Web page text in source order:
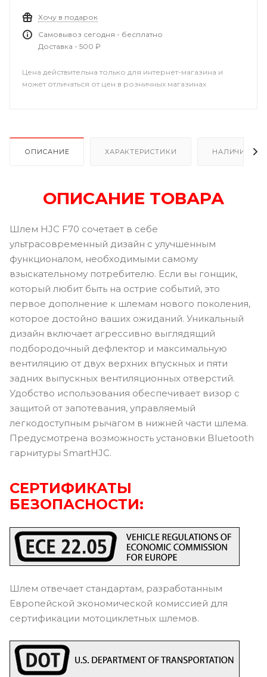
Хочу в подарок
Самовывоз сегодня - бесплатно
Доставка - 500 ₽
Цена действительна только для интернет-магазина и
может отличаться от цен в розничных магазинах
ОПИСАНИЕ ХАРАКТЕРИСТИКИ НАЛИЧИЕ В
ОПИСАНИЕ ТОВАРА
Шлем HJC F70 сочетает в себе
ультрасовременный дизайн с улучшенным
функционалом, необходимыми самому
взыскательному потребителю. Если вы гонщик,
который любит быть на острие событий, это
первое дополнение к шлемам нового поколения,
которое достойно ваших ожиданий. Уникальный
дизайн включает агрессивно выглядящий
подбородочный дефлектор и максимальную
вентиляцию от двух верхних впускных и пяти
задних выпускных вентиляционных отверстий.
Удобство использования обеспечивает визор с
защитой от запотевания, управляемый
легкодоступным рычагом в нижней части шлема.
Предусмотрена возможность установки Bluetooth
гарнитуры SmartHJC.
СЕРТИФИКАТЫ
БЕЗОПАСНОСТИ:
Шлем отвечает стандартам, разработанным
Европейской экономической комиссией для
сертификации мотоциклетных шлемов.